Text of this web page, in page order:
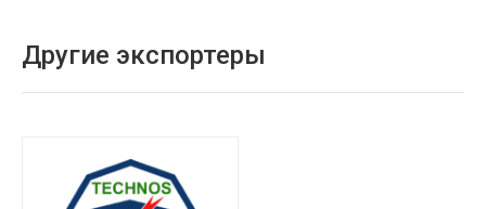
Другие экспортеры